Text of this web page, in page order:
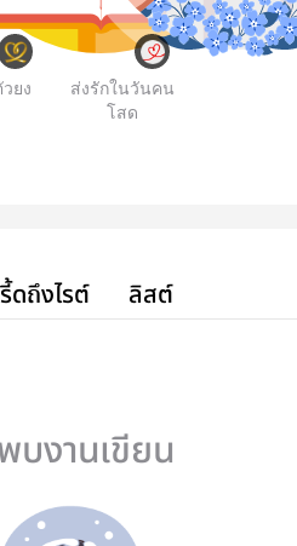
ยง
ส่งรักในวันคน
โสด
รี้ดถึงไรต์ ลิสต์
บงานเขียน